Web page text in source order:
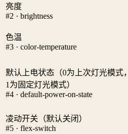
亮度
#2 · brightness
色温
#3 · color-temperature
默认上电状态（0为上次灯光模式，
1为固定灯光模式）
#4 · default-power-on-state
凌动开关（默认关闭）
#5 · flex-switch